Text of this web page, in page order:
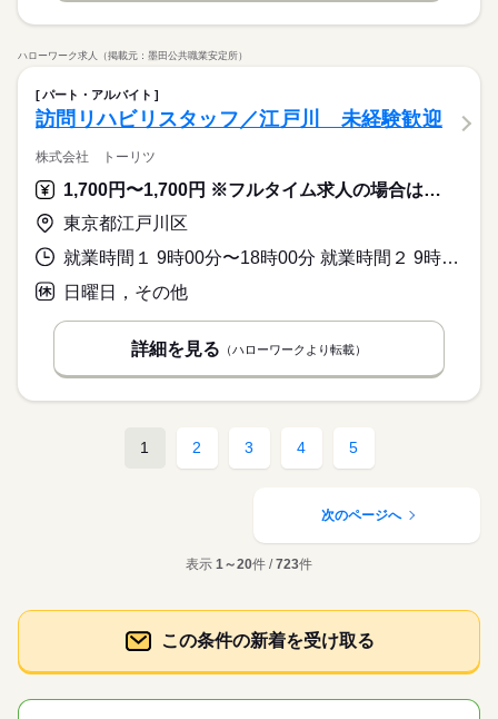
ハローワーク求人（掲載元：墨田公共職業安定所）
パート・アルバイト
訪問リハビリスタッフ／江戸川 未経験歓迎
株式会社 トーリツ
1,700円〜1,700円 ※フルタイム求人の場合は月額（換算額）、パート求人の場合は時間額を表示しています。
東京都江戸川区
就業時間１ 9時00分〜18時00分 就業時間２ 9時00分〜13時00分 就業時間３ 13時00分〜18時00分 就業時間に関する特記事項 （１）～（３）のいずれか
日曜日，その他
詳細を見る （ハローワークより転載）
1 2 3 4 5
次のページへ
表示 1～20件 /723件
この条件の新着を受け取る